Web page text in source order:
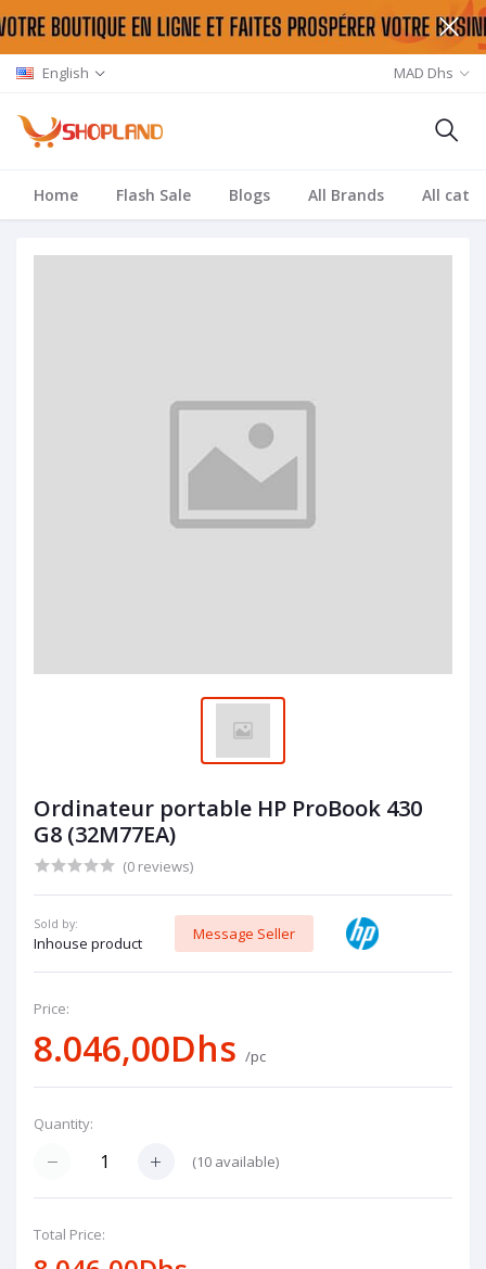
English MAD Dhs
Home Flash Sale Blogs All Brands All
Ordinateur portable HP ProBook 430
G8 (32M77EA)
(0 reviews)
Sold by:
Inhouse product
Message Seller
Price:
8.046,00Dhs /pc
Quantity:
(10 available)
Total Price: